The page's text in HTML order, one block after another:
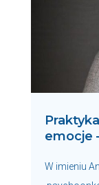
emocje
W imieniu